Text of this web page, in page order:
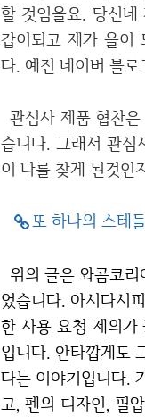
할 것임을요. 당신
갑이되고 제가 을이
다. 예전 네이버 블
관심사 제품 협찬은 대체로 가이드라인도 무난한 편입니다. 제가 생각하는 기준에서 크게 벗어나지 않
습니다. 그래서 관심
이 나를 찾게 된것인
또 하나의 스테
위의 글은 와콤코리아로부터 협찬을 받고 작성한 글입니다. 하이유니 디지털 펜은 출시 전부터 알고 있
었습니다. 아시다시
한 사용 요청 제의가
입니다. 안타깝게도
다는 이야기입니다.
고, 펜의 디자인, 필